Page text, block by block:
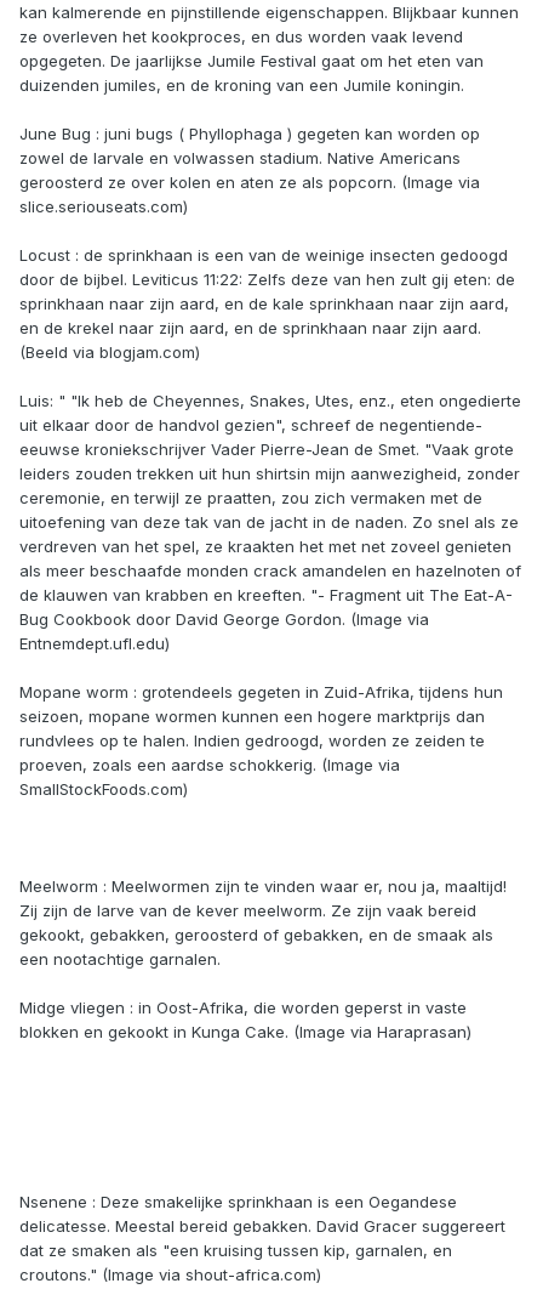
kan kalmerende en pijnstillende eigenschappen. Blijkbaar kunnen
ze overleven het kookproces, en dus worden vaak levend
opgegeten. De jaarlijkse Jumile Festival gaat om het eten van
duizenden jumiles, en de kroning van een Jumile koningin.
June Bug : juni bugs ( Phyllophaga ) gegeten kan worden op
zowel de larvale en volwassen stadium. Native Americans
geroosterd ze over kolen en aten ze als popcorn. (Image via
slice.seriouseats.com)
Locust : de sprinkhaan is een van de weinige insecten gedoogd
door de bijbel. Leviticus 11:22: Zelfs deze van hen zult gij eten: de
sprinkhaan naar zijn aard, en de kale sprinkhaan naar zijn aard,
en de krekel naar zijn aard, en de sprinkhaan naar zijn aard.
(Beeld via blogjam.com)
Luis: " "Ik heb de Cheyennes, Snakes, Utes, enz., eten ongedierte
uit elkaar door de handvol gezien", schreef de negentiende-
eeuwse kroniekschrijver Vader Pierre-Jean de Smet. "Vaak grote
leiders zouden trekken uit hun shirtsin mijn aanwezigheid, zonder
ceremonie, en terwijl ze praatten, zou zich vermaken met de
uitoefening van deze tak van de jacht in de naden. Zo snel als ze
verdreven van het spel, ze kraakten het met net zoveel genieten
als meer beschaafde monden crack amandelen en hazelnoten of
de klauwen van krabben en kreeften. "- Fragment uit The Eat-A-
Bug Cookbook door David George Gordon. (Image via
Entnemdept.ufl.edu)
Mopane worm : grotendeels gegeten in Zuid-Afrika, tijdens hun
seizoen, mopane wormen kunnen een hogere marktprijs dan
rundvlees op te halen. Indien gedroogd, worden ze zeiden te
proeven, zoals een aardse schokkerig. (Image via
SmallStockFoods.com)
Meelworm : Meelwormen zijn te vinden waar er, nou ja, maaltijd!
Zij zijn de larve van de kever meelworm. Ze zijn vaak bereid
gekookt, gebakken, geroosterd of gebakken, en de smaak als
een nootachtige garnalen.
Midge vliegen : in Oost-Afrika, die worden geperst in vaste
blokken en gekookt in Kunga Cake. (Image via Haraprasan)
Nsenene : Deze smakelijke sprinkhaan is een Oegandese
delicatesse. Meestal bereid gebakken. David Gracer suggereert
dat ze smaken als "een kruising tussen kip, garnalen, en
croutons." (Image via shout-africa.com)